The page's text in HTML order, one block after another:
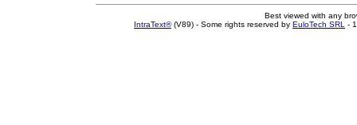
Best viewed with any
IntraText®(V89) - Some rights reserved by EuloTech SRL -